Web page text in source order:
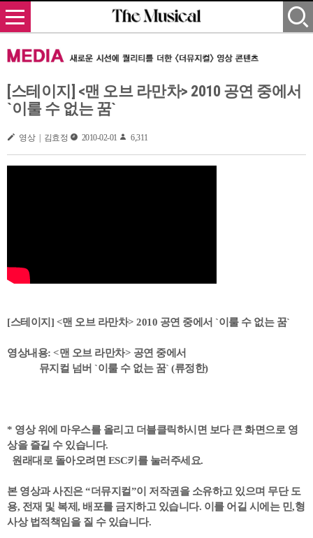
[스테이지] <맨 오브 라만차> 2010 공연 중에서
`이룰 수 없는 꿈`
영상 | 김효정 2010-02-01 6,311
[스테이지] <맨 오브 라만차> 2010 공연 중에서 `이룰 수 없는 꿈`
영상내용: <맨 오브 라만차> 공연 중에서
뮤지컬 넘버 `이룰 수 없는 꿈` (류정한)
* 영상 위에 마우스를 올리고 더블클릭하시면 보다 큰 화면으로 영
상을 즐길 수 있습니다.
원래대로 돌아오려면 ESC키를 눌러주세요.
본 영상과 사진은 “더뮤지컬”이 저작권을 소유하고 있으며 무단 도
용, 전재 및 복제, 배포를 금지하고 있습니다. 이를 어길 시에는 민,형
사상 법적책임을 질 수 있습니다.